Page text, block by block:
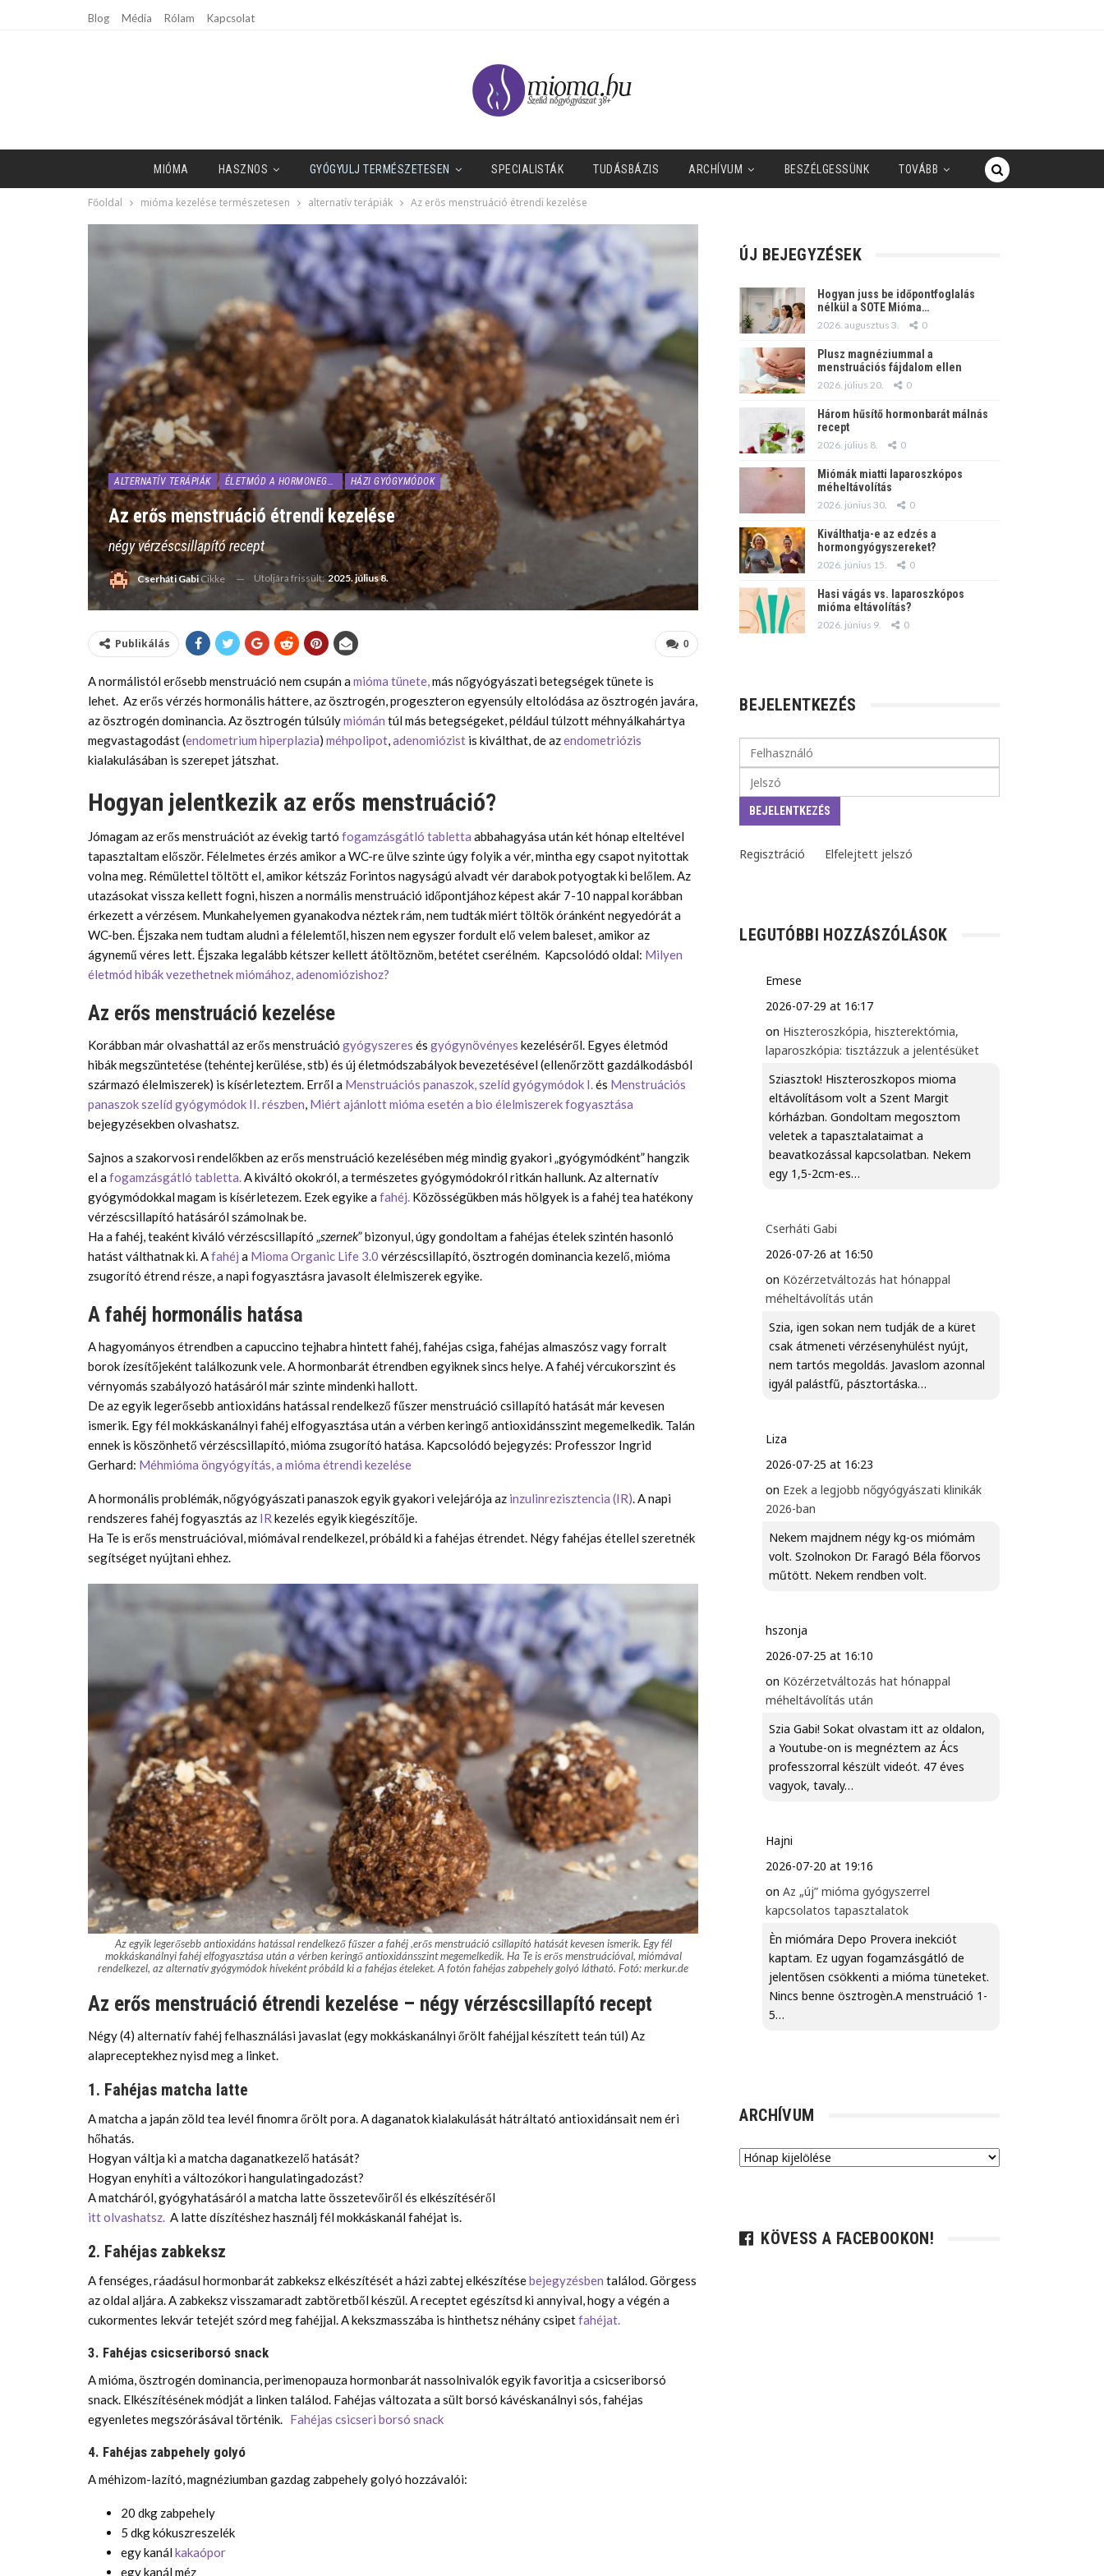
Blog Média Rólam Kapcsolat
MIÓMA HASZNOS GYÓGYULJ TERMÉSZETESEN SPECIALISTÁK TUDÁSBÁZIS ARCHÍVUM BESZÉLGESSÜNK TOVÁBB
Főoldal mióma kezelése természetesen alternatív terápiák Az erős menstruáció étrendi kezelése
ALTERNATÍV TERÁPIÁK ÉLETMÓD A HORMONEGYENSÚLYÉRT HÁZI GYÓGYMÓDOK
Az erős menstruáció étrendi kezelése
négy vérzéscsillapító recept
Cserháti Gabi Cikke Utoljára frissült:2025. július 8.
0
Publikálás
A normálistól erősebb menstruáció nem csupán a mióma tünete,más nőgyógyászati betegségek tünete is
lehet. Az erős vérzés hormonális háttere, az ösztrogén, progeszteron egyensúly eltolódása az ösztrogén javára,
az ösztrogén dominancia. Az ösztrogén túlsúlymiómán túl más betegségeket, például túlzott méhnyálkahártya
megvastagodást (endometrium hiperplazia) méhpolipot,adenomiózist is kiválthat, de azendometriózis
kialakulásában is szerepet játszhat.
Hogyan jelentkezik az erős menstruáció?
Jómagam az erős menstruációt az évekig tartó fogamzásgátló tabletta abbahagyása után két hónap elteltével
tapasztaltam először. Félelmetes érzés amikor a WC-re ülve szinte úgy folyik a vér, mintha egy csapot nyitottak
volna meg. Rémülettel töltött el, amikor kétszáz Forintos nagyságú alvadt vér darabok potyogtak ki belőlem. Az
utazásokat vissza kellett fogni, hiszen a normális menstruáció időpontjához képest akár 7-10 nappal korábban
érkezett a vérzésem. Munkahelyemen gyanakodva néztek rám, nem tudták miért töltök óránként negyedórát a
WC-ben. Éjszaka nem tudtam aludni a félelemtől, hiszen nem egyszer fordult elő velem baleset, amikor az
ágynemű véres lett. Éjszaka legalább kétszer kellett átöltöznöm, betétet cserélném. Kapcsolódó oldal: Milyen
életmód hibák vezethetnek miómához, adenomiózishoz?
Az erős menstruáció kezelése
Korábban már olvashattál az erős menstruáció gyógyszeres és gyógynövényes kezeléséről. Egyes életmód
hibák megszüntetése (tehéntej kerülése, stb) és új életmódszabályok bevezetésével (ellenőrzött gazdálkodásból
származó élelmiszerek) is kísérleteztem. Erről a Menstruációs panaszok, szelíd gyógymódok I.és Menstruációs
panaszok szelíd gyógymódok II. részben, Miért ajánlott mióma esetén a bio élelmiszerek fogyasztása
bejegyzésekben olvashatsz.
Sajnos a szakorvosi rendelőkben az erős menstruáció kezelésében még mindig gyakori „gyógymódként” hangzik
el a fogamzásgátló tabletta.A kiváltó okokról, a természetes gyógymódokról ritkán hallunk. Az alternatív
gyógymódokkal magam is kísérletezem. Ezek egyike a fahéj. Közösségükben más hölgyek is a fahéj tea hatékony
vérzéscsillapító hatásáról számolnak be.
Ha a fahéj, teaként kiváló vérzéscsillapító „szernek” bizonyul, úgy gondoltam a fahéjas ételek szintén hasonló
hatást válthatnak ki. Afahéj a Mioma Organic Life 3.0 vérzéscsillapító, ösztrogén dominancia kezelő, mióma
zsugorító étrend része, a napi fogyasztásra javasolt élelmiszerek egyike.
A fahéj hormonális hatása
A hagyományos étrendben a capuccino tejhabra hintett fahéj, fahéjas csiga, fahéjas almaszósz vagy forralt
borok ízesítőjeként találkozunk vele. A hormonbarát étrendben egyiknek sincs helye. A fahéj vércukorszint és
vérnyomás szabályozó hatásáról már szinte mindenki hallott.
De az egyik legerősebb antioxidáns hatással rendelkező fűszer menstruáció csillapító hatását már kevesen
ismerik. Egy fél mokkáskanálnyi fahéj elfogyasztása után a vérben keringő antioxidánsszint megemelkedik. Talán
ennek is köszönhető vérzéscsillapító, mióma zsugorító hatása. Kapcsolódó bejegyzés: Professzor Ingrid
Gerhard: Méhmióma öngyógyítás, a mióma étrendi kezelése
A hormonális problémák, nőgyógyászati panaszok egyik gyakori velejárója az inzulinrezisztencia (IR). A napi
rendszeres fahéj fogyasztás az IR kezelés egyik kiegészítője.
Ha Te is erős menstruációval, miómával rendelkezel, próbáld ki a fahéjas étrendet. Négy fahéjas étellel szeretnék
segítséget nyújtani ehhez.
Az egyik legerősebb antioxidáns hatással rendelkező fűszer a fahéj ,erős menstruáció csillapító hatását kevesen ismerik. Egy fél
mokkáskanálnyi fahéj elfogyasztása után a vérben keringő antioxidánsszint megemelkedik. Ha Te is erős menstruációval, miómával
rendelkezel, az alternatív gyógymódok híveként próbáld ki a fahéjas ételeket. A fotón fahéjas zabpehely golyó látható. Fotó: merkur.de
Az erős menstruáció étrendi kezelése – négy vérzéscsillapító recept
Négy (4) alternatív fahéj felhasználási javaslat (egy mokkáskanálnyi őrölt fahéjjal készített teán túl) Az
alapreceptekhez nyisd meg a linket.
1. Fahéjas matcha latte
A matcha a japán zöld tea levél finomra őrölt pora. A daganatok kialakulását hátráltató antioxidánsait nem éri
hőhatás.
Hogyan váltja ki a matcha daganatkezelő hatását?
Hogyan enyhíti a változókori hangulatingadozást?
A matcháról, gyógyhatásáról a matcha latte összetevőiről és elkészítéséről
itt olvashatsz. A latte díszítéshez használj fél mokkáskanál fahéjat is.
2. Fahéjas zabkeksz
A fenséges, ráadásul hormonbarát zabkeksz elkészítését a házi zabtej elkészítésebejegyzésben találod. Görgess
az oldal aljára. A zabkeksz visszamaradt zabtöretből készül. A receptet egészítsd ki annyival, hogy a végén a
cukormentes lekvár tetejét szórd meg fahéjjal. A kekszmasszába is hinthetsz néhány csipetfahéjat.
3. Fahéjas csicseriborsó snack
A mióma, ösztrogén dominancia, perimenopauza hormonbarát nassolnivalók egyik favoritja a csicseriborsó
snack. Elkészítésének módját a linken találod. Fahéjas változata a sült borsó kávéskanálnyi sós, fahéjas
egyenletes megszórásával történik. Fahéjas csicseri borsó snack
4. Fahéjas zabpehely golyó
A méhizom-lazító, magnéziumban gazdag zabpehely golyó hozzávalói:
20 dkg zabpehely
5 dkg kókuszreszelék
egy kanál kakaópor
egy kanál méz
ÚJ BEJEGYZÉSEK
Hogyan juss be időpontfoglalás
nélkül a SOTE Mióma…
2026. augusztus 3. 0
Plusz magnéziummal a
menstruációs fájdalom ellen
2026. július 20. 0
Három hűsítő hormonbarát málnás
recept
2026. július 8. 0
Miómák miatti laparoszkópos
méheltávolítás
2026. június 30. 0
Kiválthatja-e az edzés a
hormongyógyszereket?
2026. június 15. 0
Hasi vágás vs. laparoszkópos
mióma eltávolítás?
2026. június 9. 0
BEJELENTKEZÉS
Regisztráció Elfelejtett jelszó
LEGUTÓBBI HOZZÁSZÓLÁSOK
Emese
2026-07-29 at 16:17
on Hiszteroszkópia, hiszterektómia,
laparoszkópia: tisztázzuk a jelentésüket
Sziasztok! Hiszteroszkopos mioma
eltávolításom volt a Szent Margit
kórházban. Gondoltam megosztom
veletek a tapasztalataimat a
beavatkozással kapcsolatban. Nekem
egy 1,5-2cm-es…
Cserháti Gabi
2026-07-26 at 16:50
on Közérzetváltozás hat hónappal
méheltávolítás után
Szia, igen sokan nem tudják de a küret
csak átmeneti vérzésenyhülést nyújt,
nem tartós megoldás. Javaslom azonnal
igyál palástfű, pásztortáska…
Liza
2026-07-25 at 16:23
on Ezek a legjobb nőgyógyászati klinikák
2026-ban
Nekem majdnem négy kg-os miómám
volt. Szolnokon Dr. Faragó Béla főorvos
műtött. Nekem rendben volt.
hszonja
2026-07-25 at 16:10
on Közérzetváltozás hat hónappal
méheltávolítás után
Szia Gabi! Sokat olvastam itt az oldalon,
a Youtube-on is megnéztem az Ács
professzorral készült videót. 47 éves
vagyok, tavaly…
Hajni
2026-07-20 at 19:16
onAz „új” mióma gyógyszerrel
kapcsolatos tapasztalatok
Èn miómára Depo Provera inekciót
kaptam. Ez ugyan fogamzásgátló de
jelentősen csökkenti a mióma tüneteket.
Nincs benne ösztrogèn.A menstruáció 1-
5…
ARCHÍVUM
Archívum
KÖVESS A FACEBOOKON!